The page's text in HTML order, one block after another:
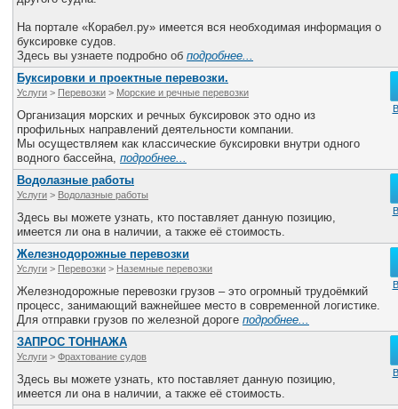
На портале «Корабел.ру» имеется вся необходимая информация о
буксировке судов.
Здесь вы узнаете подробно об подробнее...
Буксировки и проектные перевозки.
Услуги > Перевозки > Морские и речные перевозки
Организация морских и речных буксировок это одно из
профильных направлений деятельности компании.
Мы осуществляем как классические буксировки внутри одного
водного бассейна, подробнее...
Водолазные работы
Услуги > Водолазные работы
Здесь вы можете узнать, кто поставляет данную позицию,
имеется ли она в наличии, а также её стоимость.
Железнодорожные перевозки
Услуги > Перевозки > Наземные перевозки
Железнодорожные перевозки грузов – это огромный трудоёмкий
процесс, занимающий важнейшее место в современной логистике.
Для отправки грузов по железной дороге подробнее...
ЗАПРОС ТОННАЖА
Услуги > Фрахтование судов
Здесь вы можете узнать, кто поставляет данную позицию,
имеется ли она в наличии, а также её стоимость.